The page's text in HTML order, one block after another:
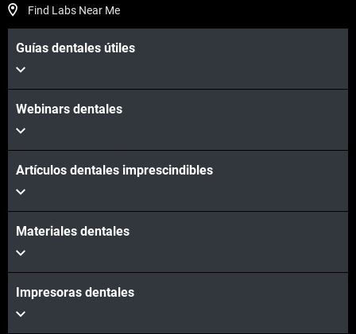
Vea más
Find Labs Near Me
Guías dentales útiles
Webinars dentales
Artículos dentales imprescindibles
Materiales dentales
Impresoras dentales